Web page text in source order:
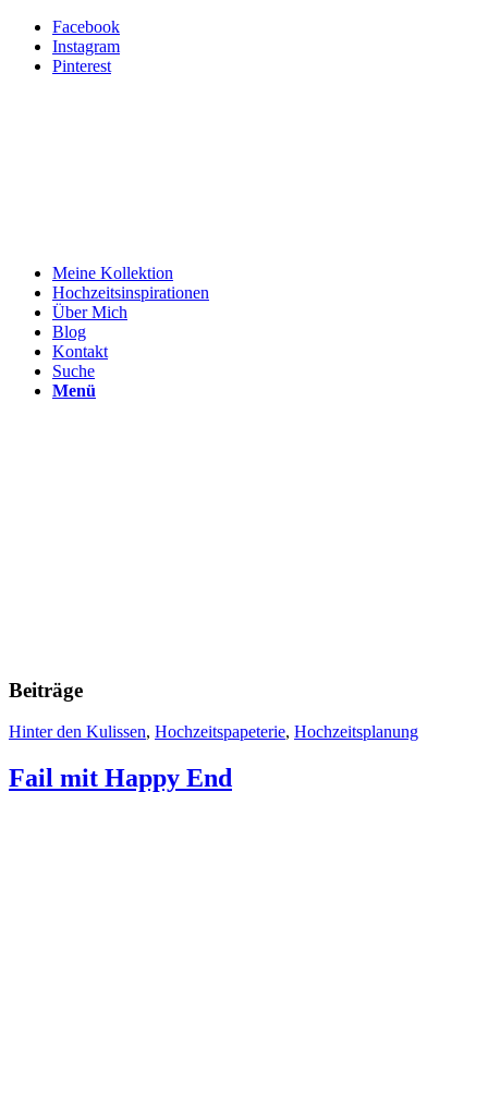
Facebook
Instagram
Pinterest
Meine Kollektion
Hochzeitsinspirationen
Über Mich
Blog
Kontakt
Suche
Menü
Beiträge
Hinter den Kulissen, Hochzeitspapeterie, Hochzeitsplanung
Fail mit Happy End